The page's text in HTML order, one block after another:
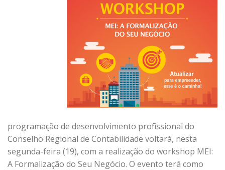
programação de desenvolvimento profissional do
Conselho Regional de Contabilidade voltará, nesta
segunda-feira (19), com a realização do workshop MEI:
A Formalização do Seu Negócio. O evento terá como